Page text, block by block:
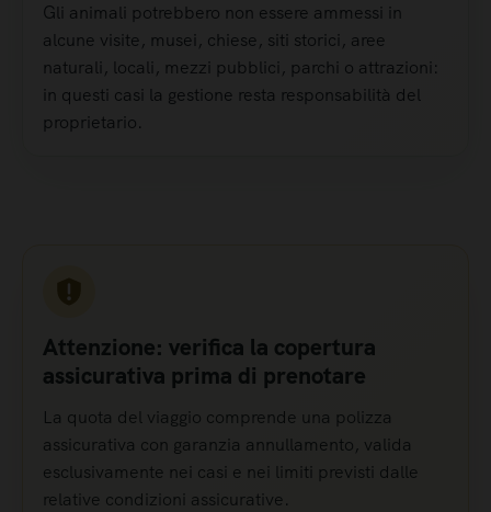
Gli animali potrebbero non essere ammessi in
alcune visite, musei, chiese, siti storici, aree
naturali, locali, mezzi pubblici, parchi o attrazioni:
in questi casi la gestione resta responsabilità del
proprietario.
Attenzione: verifica la copertura
assicurativa prima di prenotare
La quota del viaggio comprende una polizza
assicurativa con garanzia annullamento, valida
esclusivamente nei casi e nei limiti previsti dalle
relative condizioni assicurative.